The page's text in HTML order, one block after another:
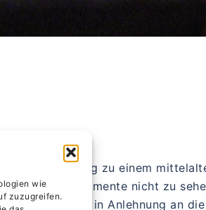
wie
zuzugreifen.
der Bezug zu einem
Instrumente nicht zu
in Anlehnung an